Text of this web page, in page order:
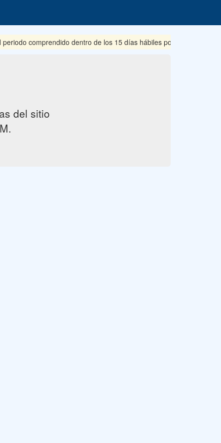
comprendido dentro de los 15 días hábiles posteriores a su
del sitio